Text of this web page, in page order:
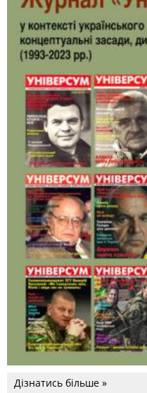
Дізнатись більше »